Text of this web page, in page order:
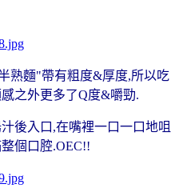
熟麵"帶有粗度&厚度,所以吃
之外更多了Q度&嚼勁.
後入口,在嘴裡一口一口地咀
個口腔.OEC!!